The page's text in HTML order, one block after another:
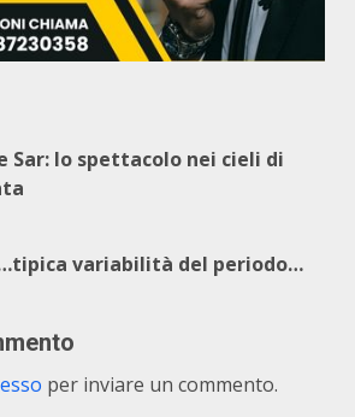
Sar: lo spettacolo nei cieli di
variabilità del periodo…
per inviare un commento.